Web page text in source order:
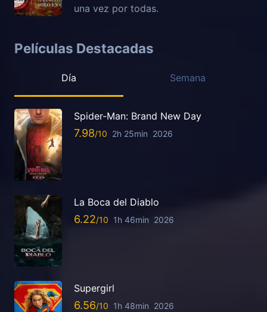
una vez por todas.
Películas Destacadas
Día Semana
Spider-Man: Brand New Day
7.98 2h 25min 2026
La Boca del Diablo
6.22 1h 46min 2026
Supergirl
6.56 1h 48min 2026